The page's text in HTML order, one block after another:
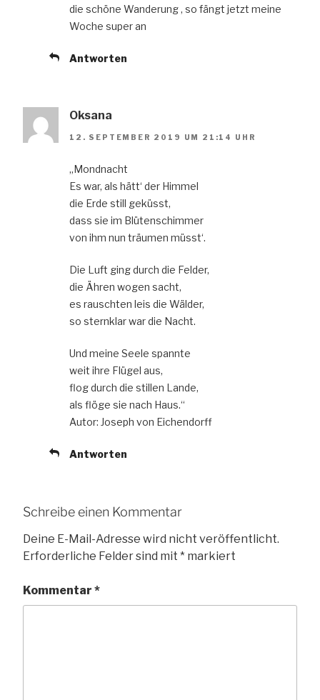
die schöne Wanderung , so fängt jetzt meine
Woche super an
Antworten
Oksana
12. SEPTEMBER 2019 UM 21:14 UHR
„Mondnacht
Es war, als hätt‘ der Himmel
die Erde still geküsst,
dass sie im Blütenschimmer
von ihm nun träumen müsst‘.
Die Luft ging durch die Felder,
die Ähren wogen sacht,
es rauschten leis die Wälder,
so sternklar war die Nacht.
Und meine Seele spannte
weit ihre Flügel aus,
flog durch die stillen Lande,
als flöge sie nach Haus.“
Autor: Joseph von Eichendorff
Antworten
Schreibe einen Kommentar
Deine E-Mail-Adresse wird nicht veröffentlicht.
Erforderliche Felder sind mit * markiert
Kommentar *